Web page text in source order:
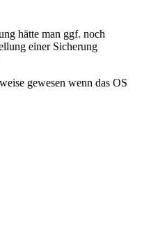
hätte man ggf. noch
einer Sicherung
gewesen wenn das OS